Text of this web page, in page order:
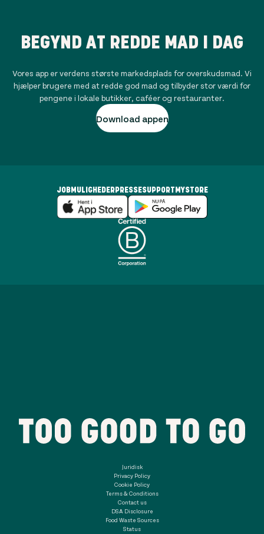
BEGYND AT REDDE MAD I DAG
Vores app er verdens største markedsplads for overskudsmad. Vi
hjælper brugere med at redde god mad og tilbyder stor værdi for
pengene i lokale butikker, caféer og restauranter.
Download appen
JOBMULIGHEDERPRESSESUPPORT MYSTORE
Juridisk
Privacy Policy
Cookie Policy
Terms & Conditions
Contact us
DSA Disclosure
Food Waste Sources
Status